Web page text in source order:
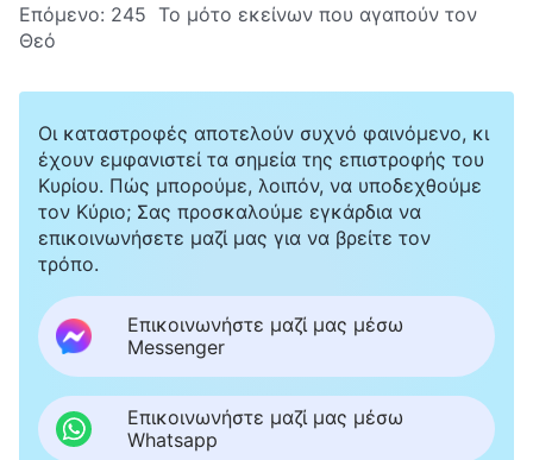
Επόμενο: 245 Το μότο εκείνων που αγαπούν τον
Θεό
Οι καταστροφές αποτελούν συχνό φαινόμενο, κι
έχουν εμφανιστεί τα σημεία της επιστροφής του
Κυρίου. Πώς μπορούμε, λοιπόν, να υποδεχθούμε
τον Κύριο; Σας προσκαλούμε εγκάρδια να
επικοινωνήσετε μαζί μας για να βρείτε τον
τρόπο.
Επικοινωνήστε μαζί μας μέσω
Messenger
Επικοινωνήστε μαζί μας μέσω
Whatsapp